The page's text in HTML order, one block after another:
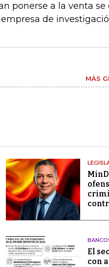
ponerse a la venta se
de
MÁS
El
con